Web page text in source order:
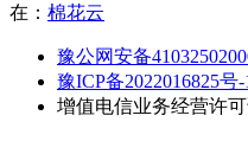
在： 棉花云
豫公网安备
豫ICP备2022016825号-
增值电信业务经营许